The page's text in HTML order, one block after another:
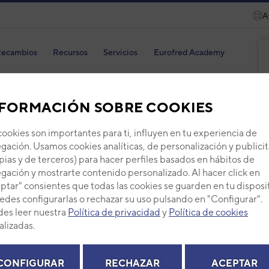
SOBRE COOKIES
son importantes para ti, influyen en tu experiencia de
Usamos cookies analíticas, de personalización y
y de terceros) para hacer perfiles basados en hábitos de
y mostrarte contenido personalizado. Al hacer click en
consientes que todas las cookies se guarden en tu
configurarlas o rechazar su uso pulsando en "Configurar".
leer nuestra Política de privacidad y Política de cookies
RECHAZAR ACEPTAR
Recursos Servicios Eurofred Academy
Código:
Ref.
+ Ver